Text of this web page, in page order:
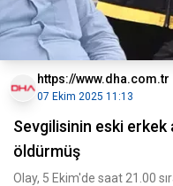
https://www.dha.com.tr
07 Ekim 2025 11:13
Sevgilisinin eski erkek
öldürmüş
Olay, 5 Ekim'de saat 21.00